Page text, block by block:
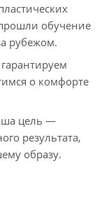
обучение
рубежом.
о комфорте
цель —
результата,
образу.